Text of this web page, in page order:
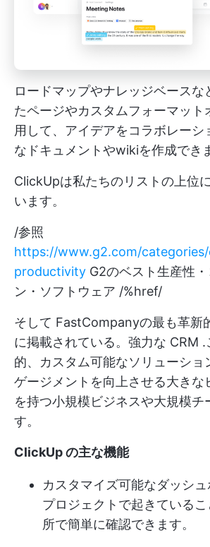
ロードマップやナレッジベースな
たページやカスタムフォーマット
用して、アイデアをコラボレーシ
なドキュメントやwikiを作成でき
ClickUpは私たちのリストの上位
います。
/参照
https://www.g2.com/
productivity G2のベスト生産性
ン・ソフトウェア /%href/
そして FastCompanyの最も革新
に掲載されている。強力な CRM .
的、カスタム可能なソリューショ
ゲージメントを向上させる大きな
を持つ小規模ビジネスや大規模チ
す。
ClickUp の主な機能
カスタマイズ可能なダッシュ
プロジェクトで起きている
所で簡単に確認できます。